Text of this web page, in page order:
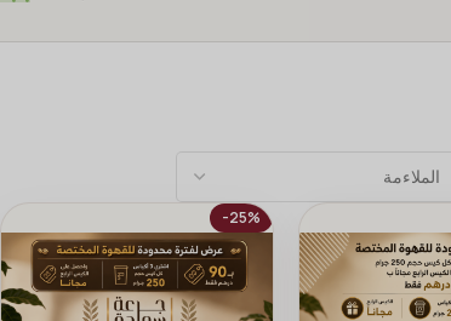
-25%